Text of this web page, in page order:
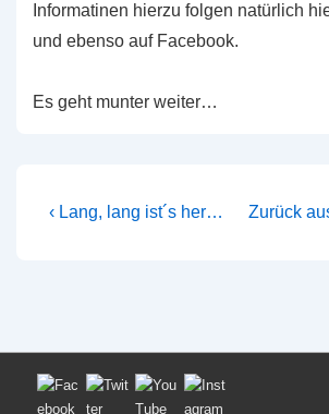
Informatinen hierzu folgen natürlich
und ebenso auf Facebook.
Es geht munter weiter…
Beitragsnavigation
Vorheriger
‹ Lang, lang ist´s her…
Nächster
Zurück